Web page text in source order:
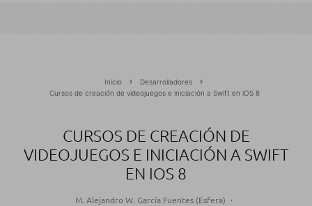
Inicio
Desarrolladores
Cursos de creación de videojuegos e iniciación a Swift en iOS 8
CURSOS DE CREACIÓN DE
VIDEOJUEGOS E INICIACIÓN A SWIFT
EN IOS 8
M. Alejandro W. García Fuentes (Esfera) ·